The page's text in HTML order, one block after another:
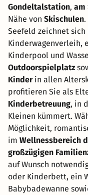
Gondeltalstation, am
Nähe von Skischulen
Seefeld zeichnet
Kinderwagenverleih,
Kinderpool und
Outdoorspielplatz
Kinderin allen
profitieren Sie als
Kinderbetreuung, in
Kleinen kümmert.
Möglichkeit,
im Wellnessbereich
großzügigen
auf Wunsch
oder Kinderbett, ein
Babybadewanne